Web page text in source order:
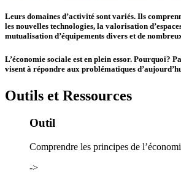
Leurs domaines d’activité sont variés. Ils
les nouvelles technologies, la valorisation
mutualisation d’équipements divers et de
L’économie sociale est en plein essor. Pourquoi?
visent à répondre aux problématiques
Outils et Ressources
Outil
Comprendre les principes de
->